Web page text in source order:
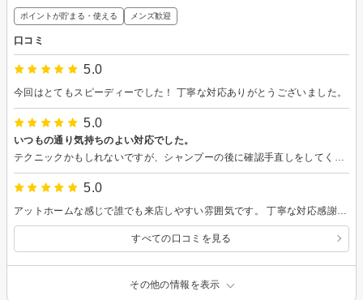
ポイントが貯まる・使える メンズ歓迎
口コミ
5.0
今回はとてもスピーディーでした！ 丁寧な対応ありがとうございました。
5.0
いつもの通り気持ちのよい対応でした。
5.0
アットホームな感じで誰でも来店しやすい雰囲気です。 丁寧な対応感謝致します。
すべての口コミを見る
その他の情報を表示